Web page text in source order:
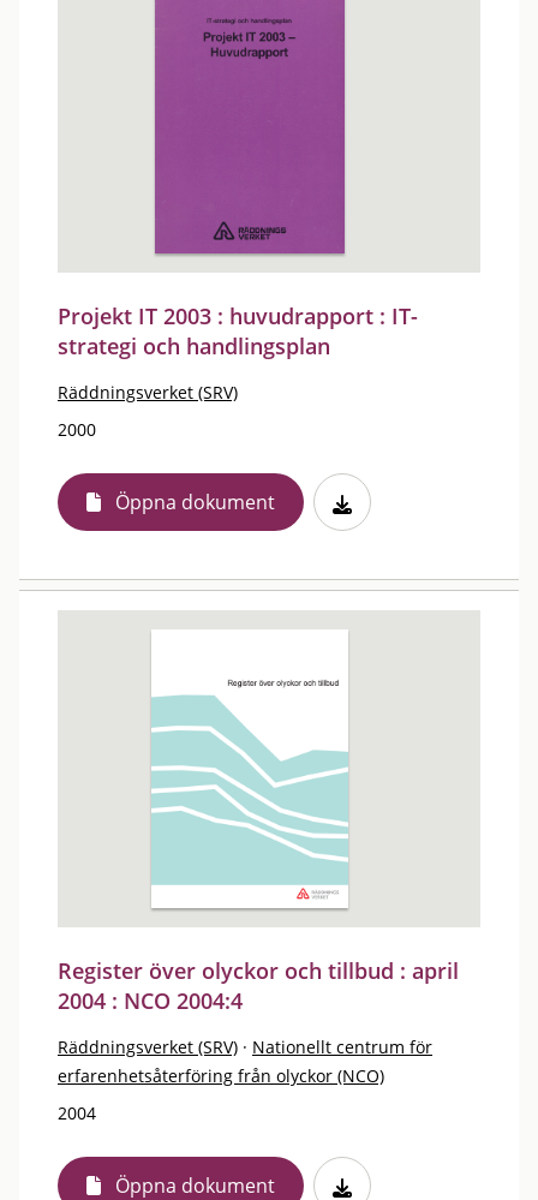
Projekt IT 2003 : huvudrapport : IT-
strategi och handlingsplan
Räddningsverket (SRV)
2000
Öppna dokument
Register över olyckor och tillbud : april
2004 : NCO 2004:4
Räddningsverket (SRV) · Nationellt centrum för
erfarenhetsåterföring från olyckor (NCO)
2004
Öppna dokument